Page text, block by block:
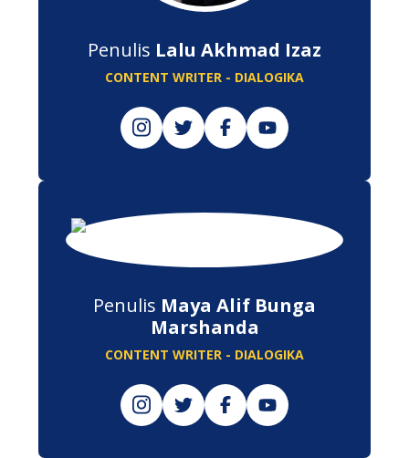
Penulis Lalu Akhmad Izaz
CONTENT WRITER - DIALOGIKA
Penulis Maya Alif Bunga
Marshanda
CONTENT WRITER - DIALOGIKA